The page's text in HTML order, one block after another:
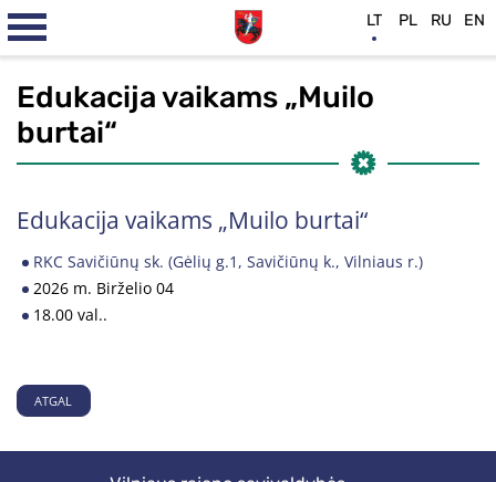
Edukacija vaikams „Muilo
burtai“
Edukacija vaikams „Muilo burtai“
RKC Savičiūnų sk. (Gėlių g.1, Savičiūnų k., Vilniaus r.)
2026 m. Birželio 04
18.00 val..
ATGAL
LT PL RU EN